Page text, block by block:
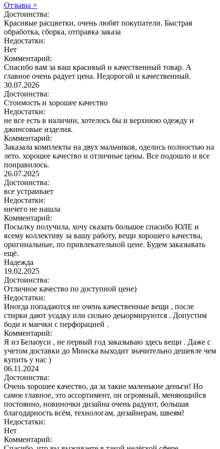
Отзывы +
Достоинства:
Красивые расцветки, очень любят покупатели. Быстрая
обработка, сборка, отправка заказа
Недостатки:
Нет
Комментарий:
Спасибо вам за ваш красивый и качественный товар. А
главное очень радует цена. Недорогой и качественный.
30.07.2026
Достоинства:
Стоимость и хорошее качество
Недостатки:
не все есть в наличии, хотелось бы и верхнюю одежду и
джинсовые изделия.
Комментарий:
Заказала комплекты на двух мальчиков, оделись полностью на
лето. хорошее качество и отличные цены. Все подошло и все
понравилось.
26.07.2025
Достоинства:
все устраивает
Недостатки:
ничего не нашла
Комментарий:
Посылку получила, хочу сказать большое спасибо ЮЛЕ и
всему коллективу за вашу работу, вещи хорошего качества,
оригинальные, по привлекательной цене. Будем заказывать
ещё.
Надежда
19.02.2025
Достоинства:
Отличное качество по доступной цене)
Недостатки:
Иногда попадаются не очень качественные вещи , после
стирки дают усадку или сильно деыормируются . Допустим
боди и маечки с перфорацией .
Комментарий:
Я из Белаоуси , не первый год заказываю здесь вещи . Даже с
учетом доставки до Минска выходит значительно дешевле чем
купить у нас )
06.11.2024
Достоинства:
Очень хорошее качество, да за такие маленькие деньги! Но
самое главное, это ассортимент, он огромный, меняющийся
постоянно, новиночки дизайна очень радуют, большая
благодарность всём, технологам, дизайнерам, швеям!
Недостатки:
Нет
Комментарий: